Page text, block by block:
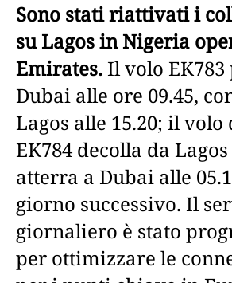
Sono stati riattivati i
su Lagos in Nigeria
Emirates.Il volo
Dubai alle ore 09.45,
Lagos alle 15.20; il
EK784 decolla da
atterra a Dubai alle
giorno successivo. Il
giornaliero è stato
per ottimizzare le